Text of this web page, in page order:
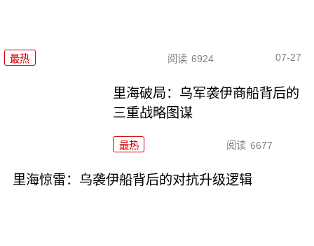
最热 阅读 6924 07-27
里海破局：乌军袭伊商船背后的
三重战略图谋
最热 阅读 6677
里海惊雷：乌袭伊船背后的对抗升级逻辑